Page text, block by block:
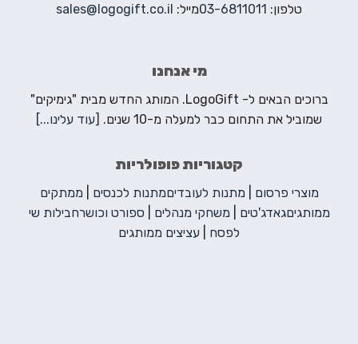
טלפון: 03-6811011מייל: sales@logogift.co.il
מי אנחנו
ברוכים הבאים ל- LogoGift. המותג החדש מבית "גימיקים"
שמוביל את התחום כבר למעלה מ-10 שנים.
[עוד עלינו...]
קטגוריות פופולריות
מוצרי פרסום מתנות לעובדיםמתנות לכנסים
ממתקים
ממותגיםגאדג'טים משחקי מנהלים ספורט וכושרחבילות שי
לפסח
עציצים ממותגים